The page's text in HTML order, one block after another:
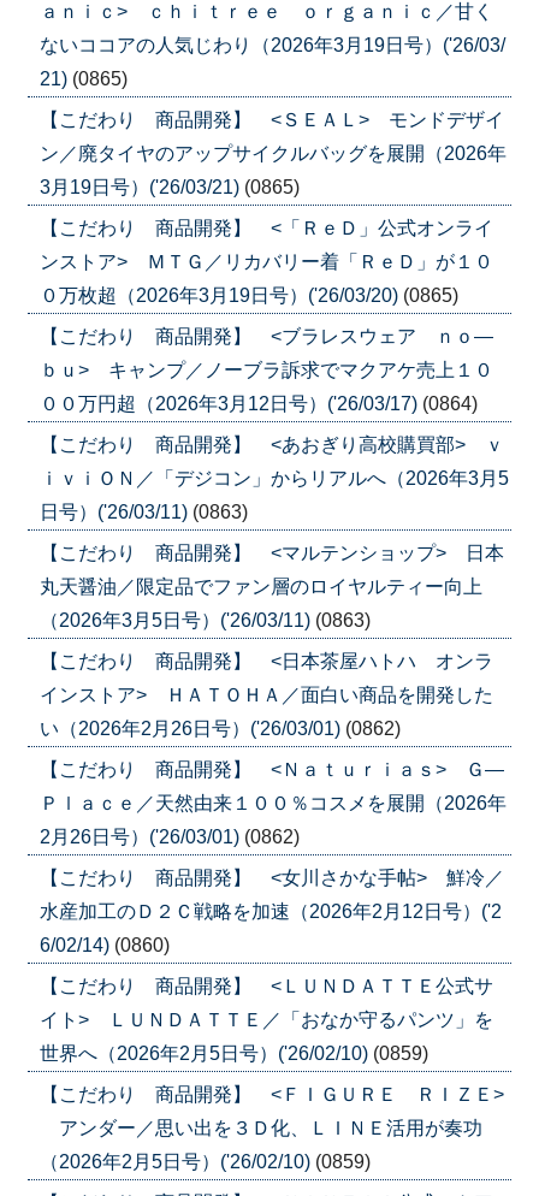
ａｎｉｃ> ｃｈｉｔｒｅｅ ｏｒｇａｎｉｃ／甘く
ないココアの人気じわり（2026年3月19日号）('26/03/
21) (0865)
【こだわり 商品開発】 <ＳＥＡＬ> モンドデザイ
ン／廃タイヤのアップサイクルバッグを展開（2026年
3月19日号）('26/03/21) (0865)
【こだわり 商品開発】 <「ＲｅＤ」公式オンライ
ンストア> ＭＴＧ／リカバリー着「ＲｅＤ」が１０
０万枚超（2026年3月19日号）('26/03/20) (0865)
【こだわり 商品開発】 <ブラレスウェア ｎｏ―
ｂｕ> キャンプ／ノーブラ訴求でマクアケ売上１０
００万円超（2026年3月12日号）('26/03/17) (0864)
【こだわり 商品開発】 <あおぎり高校購買部> ｖ
ｉｖｉＯＮ／「デジコン」からリアルへ（2026年3月5
日号）('26/03/11) (0863)
【こだわり 商品開発】 <マルテンショップ> 日本
丸天醤油／限定品でファン層のロイヤルティー向上
（2026年3月5日号）('26/03/11) (0863)
【こだわり 商品開発】 <日本茶屋ハトハ オンラ
インストア> ＨＡＴＯＨＡ／面白い商品を開発した
い（2026年2月26日号）('26/03/01) (0862)
【こだわり 商品開発】 <Ｎａｔｕｒｉａｓ> Ｇ―
Ｐｌａｃｅ／天然由来１００％コスメを展開（2026年
2月26日号）('26/03/01) (0862)
【こだわり 商品開発】 <女川さかな手帖> 鮮冷／
水産加工のＤ２Ｃ戦略を加速（2026年2月12日号）('2
6/02/14) (0860)
【こだわり 商品開発】 <ＬＵＮＤＡＴＴＥ公式サ
イト> ＬＵＮＤＡＴＴＥ／「おなか守るパンツ」を
世界へ（2026年2月5日号）('26/02/10) (0859)
【こだわり 商品開発】 <ＦＩＧＵＲＥ ＲＩＺＥ>
アンダー／思い出を３Ｄ化、ＬＩＮＥ活用が奏功
（2026年2月5日号）('26/02/10) (0859)